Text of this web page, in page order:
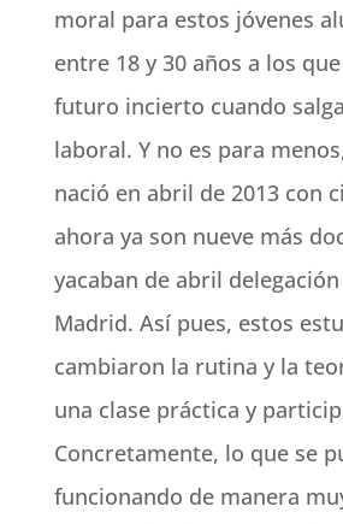
moral para estos jóvenes
entre 18 y 30 años a los
futuro incierto cuando
laboral. Y no es para
nació en abril de 2013 con
ahora ya son nueve más
yacaban de abril
Madrid. Así pues, estos
cambiaron la rutina y la
una clase práctica y
Concretamente, lo que se
funcionando de manera